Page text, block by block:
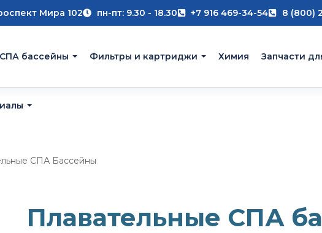
Мира 102 пн-пт: 9.30 - 18.30 +7 916 469-34-54 8 (800)
бассейны Фильтры и картриджи Химия Запчасти
СПА Бассейны
Плавательные СПА